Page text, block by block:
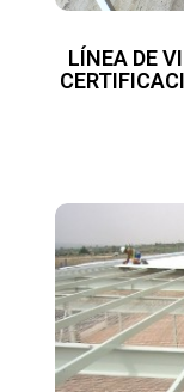
LÍNEA DE